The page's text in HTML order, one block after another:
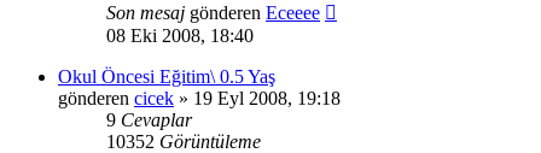
Son mesaj gönderen Eceeee
08 Eki 2008, 18:40
Okul Öncesi Eğitim\ 0.5 Yaş
gönderen cicek » 19 Eyl 2008, 19:18
9 Cevaplar
10352 Görüntüleme